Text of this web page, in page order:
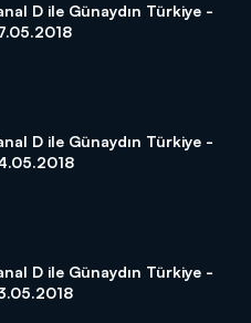
D ile Günaydın Türkiye -
D ile Günaydın Türkiye -
D ile Günaydın Türkiye -